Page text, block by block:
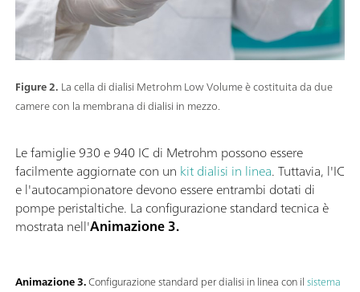
Figure 2. La cella di dialisi Metrohm Low Volume è costituita da due
camere con la membrana di dialisi in mezzo.
Le famiglie 930 e 940 IC di Metrohm possono essere
facilmente aggiornate con un kit dialisi in linea. Tuttavia, l'IC
e l'autocampionatore devono essere entrambi dotati di
pompe peristaltiche. La configurazione standard tecnica è
mostrata nell'Animazione 3.
Animazione 3.Configurazione standard per dialisi in linea con ilsistema